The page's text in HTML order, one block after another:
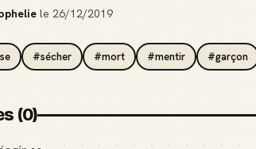
le 26/12/2019
#sécher #mort #mentir #garçon
(0)